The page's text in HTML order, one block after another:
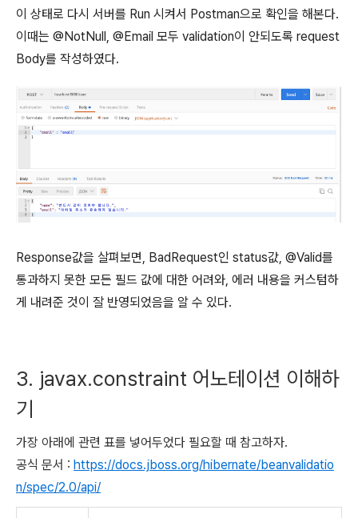
이 상태로 다시 서버를 Run 시켜서 Postman으로 확인을 해본다.
이때는 @NotNull, @Email 모두 validation이 안되도록 request
Body를 작성하였다.
Response값을 살펴보면, BadRequest인 status값, @Valid를
통과하지 못한 모든 필드 값에 대한 어려와, 에러 내용을 커스텀하
게 내려준 것이 잘 반영되었음을 알 수 있다.
3. javax.constraint 어노테이션 이해하
기
가장 아래에 관련 표를 넣어두었다 필요할 때 참고하자.
공식 문서 : https://docs.jboss.org/hibernate/beanvalidatio
n/spec/2.0/api/